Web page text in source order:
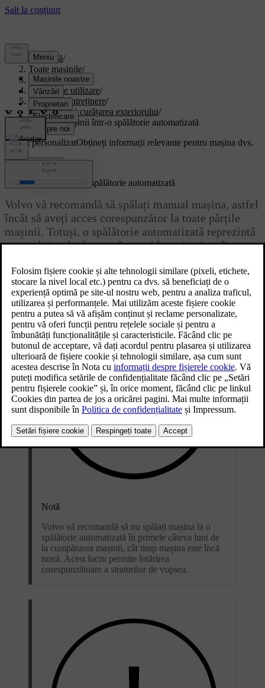
Asistență/
Toate mașinile/
EX40 2026/
Manual de utilizare/
Îngrijire și întreținere/
Îngrijirea și curățarea exteriorului/
Spălarea mașinii într-o spălătorie automatizată
Suport personalizatObțineți informații relevante pentru mașina dvs.
Conectează-te
Actualizat 16.04.2025
Spălarea mașinii într-o spălătorie automatizată
Volvo vă recomandă să spălați manual mașina, astfel
încât să aveți acces corespunzător la toate părțile
mașinii. Totuși, o spălătorie automatizată reprezintă
un mod simplu de a curăța rapid mașina imediat ce
Notă
Volvo vă recomandă să nu spălați mașina la o
spălătorie automatizată în primele câteva luni de
la cumpărarea mașinii, cât timp mașina este încă
nouă. Acest lucru permite întărirea
corespunzătoare a straturilor de vopsea.